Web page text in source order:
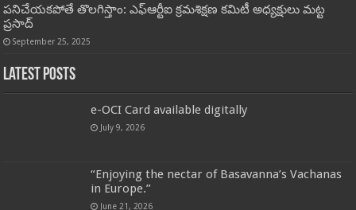
పనిచేయకపోతే తొలగిస్తాం: ఎఫ్ఆర్టీఐ క్రమశిక్షణ కమిటీ అధ్యక్షులు మట్ట
ప్రసాద్
September 25, 2025
Latest Posts
e-OCI Card available digitally
July 9, 2026
“Enjoying the nectar of Basavanna’s Vachanas
in Europe.”
June 21, 2026